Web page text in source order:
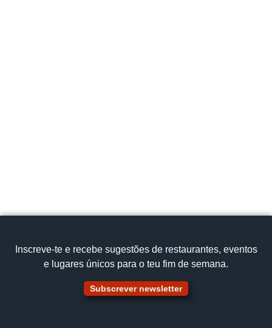
Inscreve‑te e recebe sugestões de restaurantes, eventos
e lugares únicos para o teu fim de semana.
Subscrever newsletter